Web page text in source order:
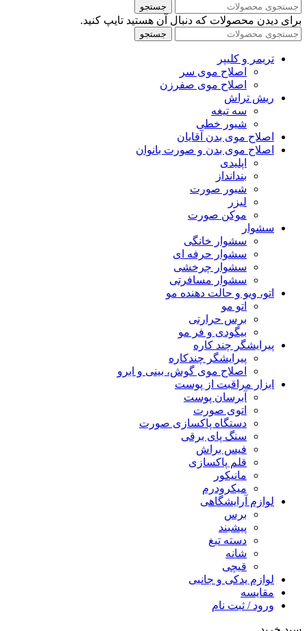
جستجو
برای دیدن محصولات که دنبال آن هستید تایپ کنید.
جستجو
تریمر و کلیپر
اصلاح موی سر
اصلاح موی صفرزن
ریش تراش
سه تیغه
شیور خطی
اصلاح موی بدن آقایان
اصلاح موی بدن و صورت بانوان
اپلیدی
بندانداز
شیور صورت
لیزر
موکن صورت
سشوار
سشوار خانگی
سشوار حرفه ای
سشوار چرخشی
سشوار مسافرتی
اتو، ویو و حالت دهنده مو
اتو مو
برس حرارتی
بیگودی و فر مو
پیرایشگر چند کاره
پیرایشگر چندکاره
اصلاح موی گوش، بینی و ابرو
ابزار مراقبت از پوست
آبرسان پوست
اتوی صورت
دستگاه پاکسازی صورت
سنگ پای برقی
فیس براش
قلم پاکسازی
مانیکور
میکرودرم
لوازم آرایشگاهی
برس
پیشبند
دسته تیغ
شانه
قیچی
لوازم یدکی و جانبی
مقایسه
ورود / ثبت نام